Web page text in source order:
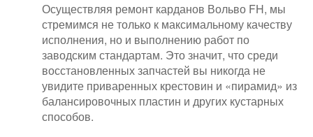
Осуществляя ремонт карданов Вольво FH, мы
стремимся не только к максимальному качеству
исполнения, но и выполнению работ по
заводским стандартам. Это значит, что среди
восстановленных запчастей вы никогда не
увидите приваренных крестовин и «пирамид» из
балансировочных пластин и других кустарных
способов.